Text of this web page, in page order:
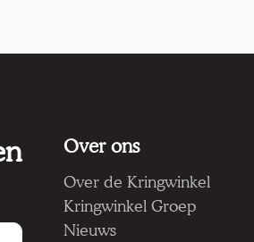
Over ons
Over de Kringwinkel
Kringwinkel Groep
Nieuws